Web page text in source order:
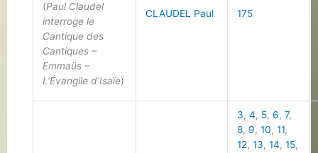
(Paul Claudel
interroge le
Cantique des
Cantiques –
Emmaüs –
L’Évangile d’Isaïe)
CLAUDEL Paul 175
3,4, 5,6,7,
8, 9,10,11,
12,13,14,15,